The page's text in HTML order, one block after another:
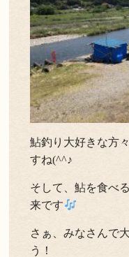
鮎釣り大好きな方
すね(^^♪
そして、鮎を食べ
来です
さぁ、みなさんで
う！